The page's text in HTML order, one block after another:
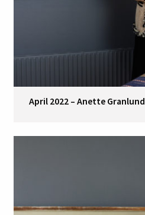
April 2022 – Anette Granlund